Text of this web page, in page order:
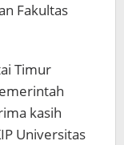
Fakultas
Timur
kasih
Universitas